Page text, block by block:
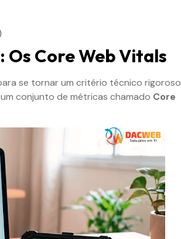
Os Core Web Vitals
se tornar um critério técnico rigoroso
conjunto de métricas chamado Core